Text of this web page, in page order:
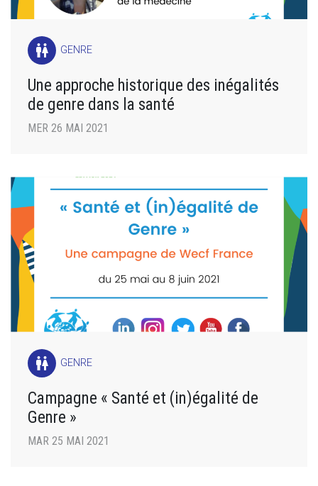
wc GENRE
Une approche historique des inégalités
de genre dans la santé
MER 26 MAI 2021
wc GENRE
Campagne « Santé et (in)égalité de
Genre »
MAR 25 MAI 2021